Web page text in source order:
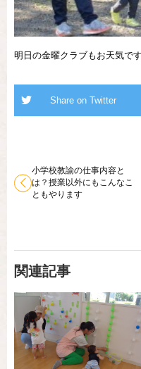
明日の金曜クラブもお天気で
関連記事
小学校教諭の仕事内容と
は？授業以外にもこんなこ
ともやります